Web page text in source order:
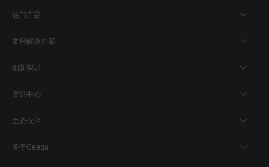
热门产品
常用解决方案
创新实训
资讯中心
生态伙伴
关于Geega